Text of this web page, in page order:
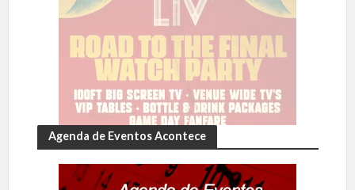
Agenda de Eventos Acontece